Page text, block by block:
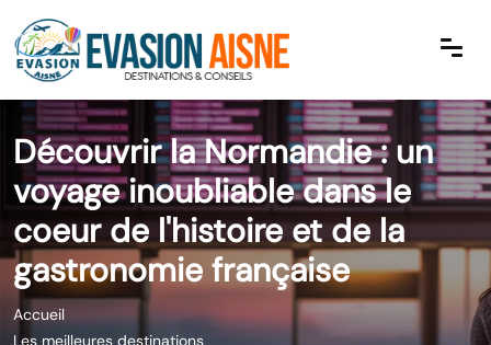
Découvrir la Normandie : un
voyage inoubliable dans le
coeur de l'histoire et de la
gastronomie française
Accueil
Les meilleures destinations